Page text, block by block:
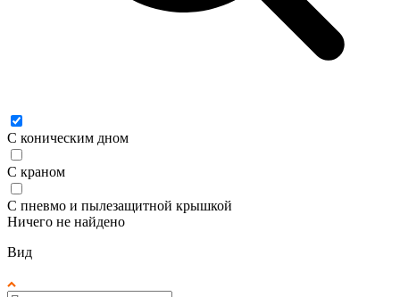
С коническим дном
С краном
С пневмо и пылезащитной крышкой
Ничего не найдено
Вид